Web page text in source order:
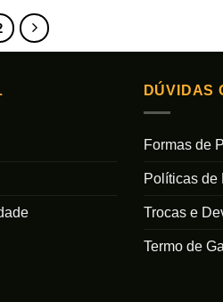
DÚVIDAS
Formas de
Políticas de
Trocas e
Termo de